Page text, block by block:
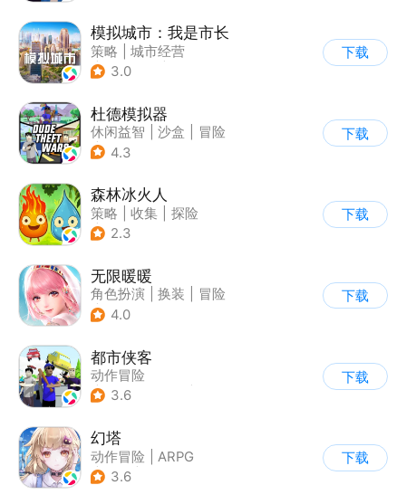
模拟城市：我是市长
策略
城市经营
| 模拟城市
3.0
下载
杜德模拟器
休闲益智 沙盒
冒险
| 写实
4.3
下载
森林冰火人
策略 收集
探险
| 儿童游戏
2.3
下载
无限暖暖
角色扮演 换装
冒险
| 开放世界
4.0
下载
都市侠客
动作冒险
| 第一人称射击
3.6
下载
幻塔
动作冒险
ARPG
| 奇幻
3.6
下载